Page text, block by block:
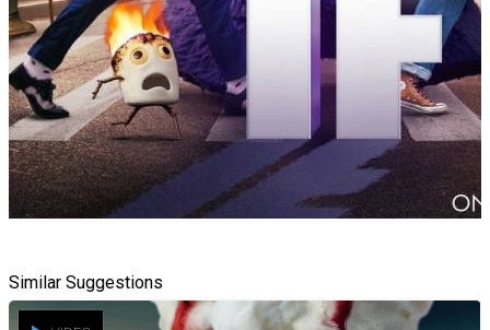
Similar Suggestions